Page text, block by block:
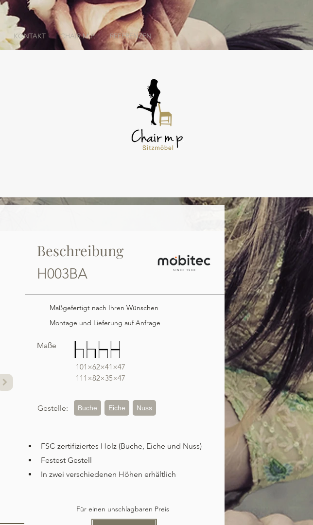
KONTAKT CHAIR M.P. REFERENZEN
Beschreibung
H003BA
Maßgefertigt nach Ihren Wünschen
Montage und Lieferung auf Anfrage
Maße
101×62×41×47
111×82×35×47
Gestelle: Buche Eiche Nuss
FSC-zertifiziertes Holz (Buche, Eiche und Nuss)
Festest Gestell
In zwei verschiedenen Höhen erhältlich
Für einen unschlagbaren Preis